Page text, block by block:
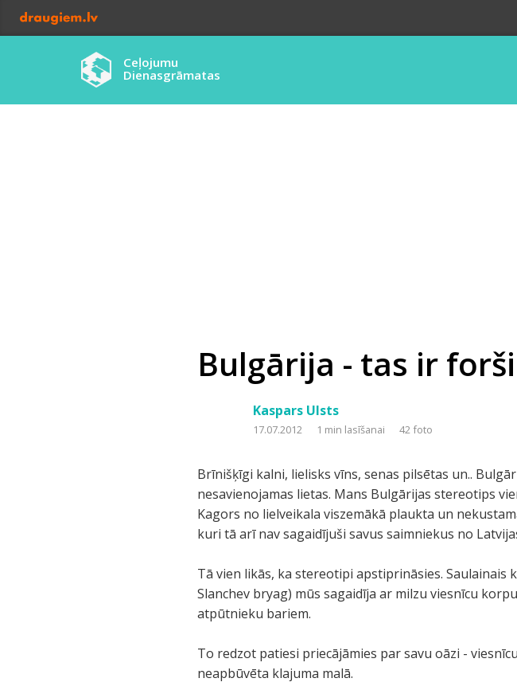
Ceļojumu
Dienasgrāmatas
Bulgārija - tas ir
Kaspars Ulsts
17.07.2012 1 min lasīšanai 42 foto
Brīnišķīgi kalni, lielisks vīns, senas pilsētas un..
nesavienojamas lietas. Mans Bulgārijas stereotips
Kagors no lielveikala viszemākā plaukta un
kuri tā arī nav sagaidījuši savus saimniekus no
Tā vien likās, ka stereotipi apstiprināsies. Saulainais
Slanchev bryag) mūs sagaidīja ar milzu viesnīcu
atpūtnieku bariem.
To redzot patiesi priecājāmies par savu oāzi -
neapbūvēta klajuma malā.